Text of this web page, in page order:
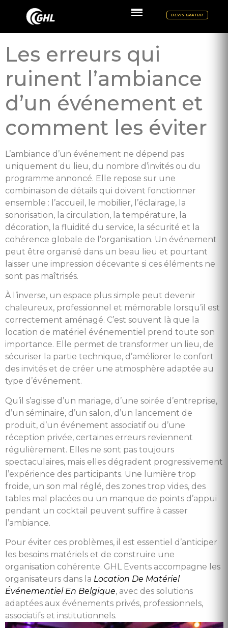
DEVIS GRATUIT
Les erreurs qui
ruinent l’ambiance
d’un événement et
comment les éviter
L’ambiance d’un événement ne dépend pas
uniquement du lieu, du nombre d’invités ou du
programme annoncé. Elle repose sur une
combinaison de détails qui doivent fonctionner
ensemble : l’accueil, le mobilier, l’éclairage, la
sonorisation, la circulation, la température, la
décoration, la fluidité du service, la sécurité et la
cohérence globale de l’organisation. Un événement
peut être organisé dans un beau lieu et pourtant
laisser une impression décevante si ces éléments ne
sont pas maîtrisés.
À l’inverse, un espace plus simple peut devenir
chaleureux, professionnel et mémorable lorsqu’il est
correctement aménagé. C’est souvent là que la
location de matériel événementiel prend toute son
importance. Elle permet de transformer un lieu, de
sécuriser la partie technique, d’améliorer le confort
des invités et de créer une atmosphère adaptée au
type d’événement.
Qu’il s’agisse d’un mariage, d’une soirée d’entreprise,
d’un séminaire, d’un salon, d’un lancement de
produit, d’un événement associatif ou d’une
réception privée, certaines erreurs reviennent
régulièrement. Elles ne sont pas toujours
spectaculaires, mais elles dégradent progressivement
l’expérience des participants. Une lumière trop
froide, un son mal réglé, des zones trop vides, des
tables mal placées ou un manque de points d’appui
pendant un cocktail peuvent suffire à casser
l’ambiance.
Pour éviter ces problèmes, il est essentiel d’anticiper
les besoins matériels et de construire une
organisation cohérente. GHL Events accompagne les
organisateurs dans la Location De Matériel
Événementiel En Belgique, avec des solutions
adaptées aux événements privés, professionnels,
associatifs et institutionnels.